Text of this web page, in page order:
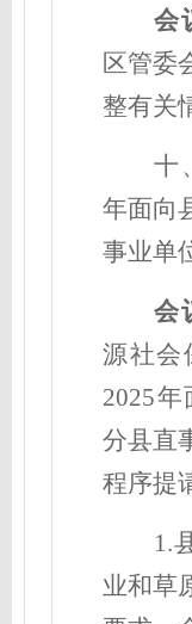
会
区管委
整有关
十
年面向
事业单
会
源社会
2025
分县直
程序提
1.
业和草